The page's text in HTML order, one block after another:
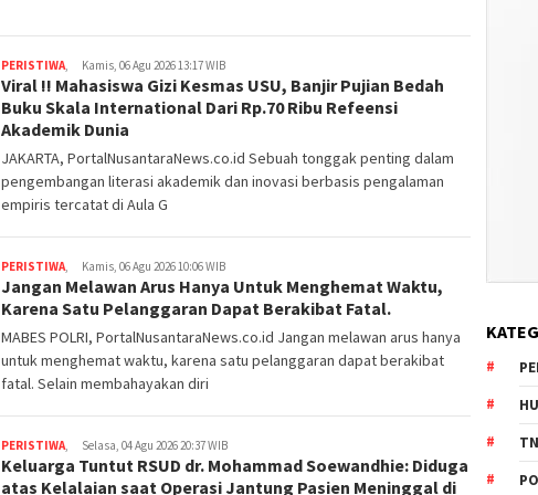
PERISTIWA, Kamis, 06 Agu 2026 13:17 WIB
Viral !! Mahasiswa Gizi Kesmas USU, Banjir Pujian Bedah
Buku Skala International Dari Rp.70 Ribu Refeensi
Akademik Dunia
JAKARTA, PortalNusantaraNews.co.id Sebuah tonggak penting dalam
pengembangan literasi akademik dan inovasi berbasis pengalaman
empiris tercatat di Aula G
PERISTIWA, Kamis, 06 Agu 2026 10:06 WIB
Jangan Melawan Arus Hanya Untuk Menghemat Waktu,
Karena Satu Pelanggaran Dapat Berakibat Fatal.
MABES POLRI, PortalNusantaraNews.co.id Jangan melawan arus hanya
untuk menghemat waktu, karena satu pelanggaran dapat berakibat
fatal. Selain membahayakan diri
PERISTIWA, Selasa, 04 Agu 2026 20:37 WIB
Keluarga Tuntut RSUD dr. Mohammad Soewandhie: Diduga
atas Kelalaian saat Operasi Jantung Pasien Meninggal di